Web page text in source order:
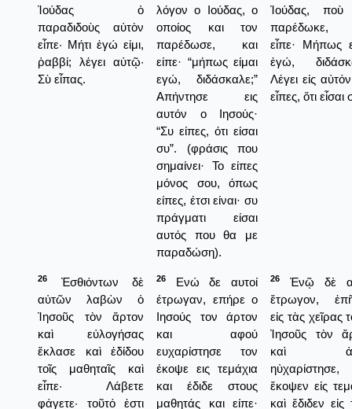
Ἰούδας ὁ
παραδιδοὺς αὐτὸν
εἶπε· Μήτι ἐγώ εἰμι,
ῥαββί; λέγει αὐτῷ·
Σὺ εἶπας.
λόγον ο Ιούδας, ο
οποίος και τον
παρέδωσε, και
είπε· “μήπως είμαι
εγώ, διδάσκαλε;”
Απήντησε εις
αυτόν ο Ιησούς·
“Συ είπες, ότι είσαι
συ”. (φράσις που
σημαίνει· Το είπες
μόνος σου, όπως
είπες, έτσι είναι· συ
πράγματι είσαι
αυτός που θα με
παραδώση).
Ἰούδας, ποὺ
παρέδωκε,
εἶπε· Μήπως
ἐγώ,
Λέγει εἰς
εἶπες, ὅτι εἶσαι
26
Ἐσθιόντων δὲ
αὐτῶν λαβὼν ὁ
Ἰησοῦς τὸν ἄρτον
καὶ εὐλογήσας
ἔκλασε καὶ ἐδίδου
τοῖς μαθηταῖς καὶ
εἶπε· Λάβετε
φάγετε· τοῦτό ἐστι
26
Ενώ δε αυτοί
έτρωγαν, επήρε ο
Ιησούς τον άρτον
και αφού
ευχαρίστησε τον
έκοψε εις τεμάχια
και έδιδε στους
μαθητάς και είπε·
26
Ἐνῷ δὲ
ἔτρωγον,
εἰς τὰς χεῖρας
Ἰησοῦς τὸν
καὶ
ηὐχαρίστησε,
ἔκοψεν εἰς
καὶ ἔδιδεν εἰς